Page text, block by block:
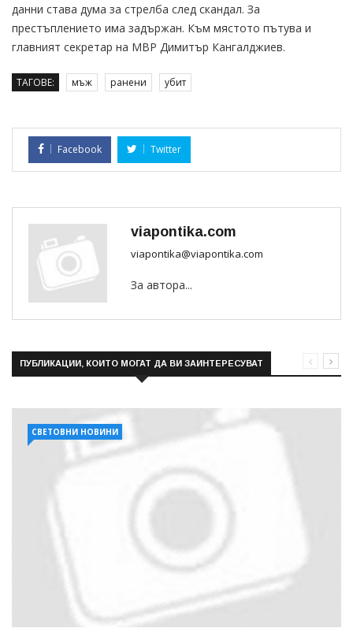
данни става дума за стрелба след скандал. За
престъплението има задържан. Към мястото пътува и
главният секретар на МВР Димитър Кангалджиев.
ТАГОВЕ: мъж ранени убит
Facebook Twitter
viapontika.com
viapontika@viapontika.com
За автора...
ПУБЛИКАЦИИ, КОИТО МОГАТ ДА ВИ ЗАИНТЕРЕСУВАТ
СВЕТОВНИ НОВИНИ